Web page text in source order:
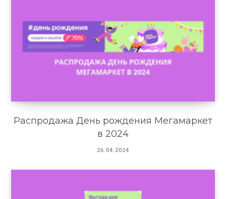
Распродажа День рождения Мегамаркет
в 2024
26.04.2024